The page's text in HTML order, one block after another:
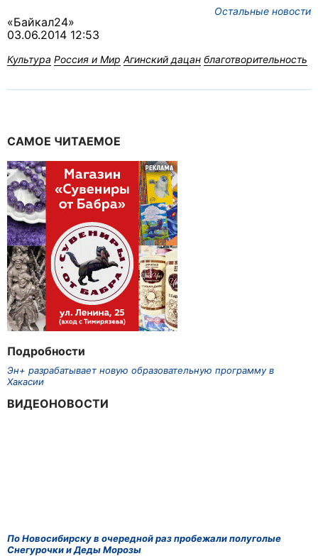
Остальные новости
«Байкал24»
03.06.2014 12:53
Культура Россия и Мир Агинский дацан благотворительность
САМОЕ ЧИТАЕМОЕ
Подробности
Эн+ разрабатывает новую образовательную программу в
Хакасии
ВИДЕОНОВОСТИ
По Новосибирску в очередной раз пробежали полуголые
Снегурочки и Деды Морозы